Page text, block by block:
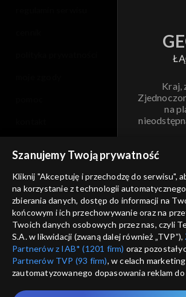
Kraj,
na
informacje o dostawcy usług
Szanujemy Twoją prywatność
Kliknij "Akceptuję i przechodzę do serwisu",
na korzystanie z technologii
zbierania danych, dostęp do informacji na
końcowym i ich przechowywanie oraz na
Twoich danych osobowych przez nas, czyli
S.A. w likwidacji (zwaną dalej również „TVP”),
Partnerów z IAB* (1201 firm) oraz
Partnerów TVP (93 firm), w celach
zautomatyzowanego dopasowania reklam